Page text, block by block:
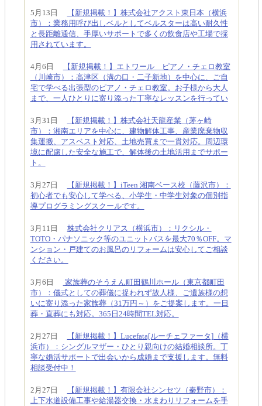
5月13日
【新規掲載！】株式会社アクスト東日本（横浜
市）：業務用呼び出しベルとしてベルスターは高い耐久性
と長距離通信、手厚いサポートで多くの飲食店や工場で採
用されています。
4月6日
【新規掲載！】エトワール ピアノ・チェロ教室
（川崎市）：高津区（溝の口・二子新地）を中心に、ご自
宅で学べる出張型のピアノ・チェロ教室。お子様から大人
まで、一人ひとりに寄り添った丁寧なレッスンを行ってい
3月31日
【新規掲載！】株式会社天龍産業（茅ヶ崎
市）：湘南エリアを中心に、建物解体工事、産業廃棄物収
集運搬、アスベスト対応、土地売買まで一貫対応。周辺環
境に配慮した安全な施工で、解体後の土地活用までサポー
ト。
3月27日
【新規掲載！】iTeen 湘南ベース校（藤沢市）：
初心者でも安心して学べる、小学生・中学生対象の個別指
導プログラミングスクールです。
3月11日 株式会社クリアス（横浜市）：リクシル・
TOTO・パナソニック等のユニットバスを最大70％OFF。マ
ンション・戸建てのお風呂のリフォームは安心してご相談
ください。
3月6日
家族葬のそうえん町田鶴川ホール（東京都町田
市）：儀式としての葬儀に捉われず故人様、ご遺族様の想
いに寄り添った家族葬（31万円～）をご提案します。一日
葬・直葬にも対応。365日24時間TEL対応。
2月27日
【新規掲載！】Lucefata[ルーチェファータ]（横
浜市）：シングルマザー・ひとり親向けの結婚相談所。丁
寧な婚活サポートで出会いから成婚まで支援します。無料
相談受付中！
2月27日
【新規掲載！】有限会社シンセツ（秦野市）：
上下水道設備工事や給湯器交換・水まわりリフォームを手